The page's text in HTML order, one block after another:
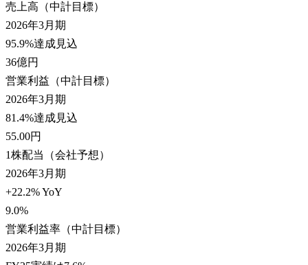
売上高（中計目標）
2026年3月期
95.9%達成見込
36億円
営業利益（中計目標）
2026年3月期
81.4%達成見込
55.00円
1株配当（会社予想）
2026年3月期
+22.2% YoY
9.0%
営業利益率（中計目標）
2026年3月期